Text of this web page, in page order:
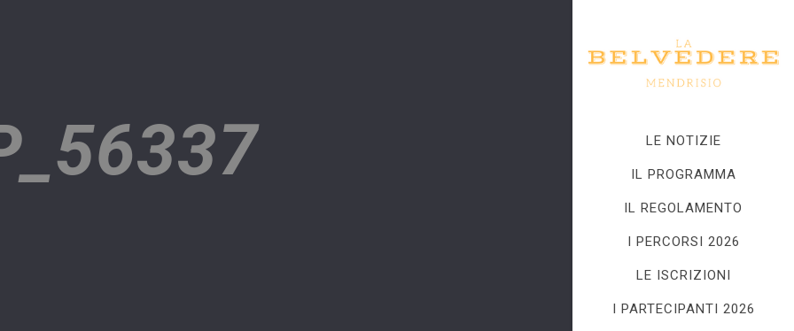
LE NOTIZIE
IL PROGRAMMA
IL REGOLAMENTO
I PERCORSI 2026
LE ISCRIZIONI
I PARTECIPANTI 2026